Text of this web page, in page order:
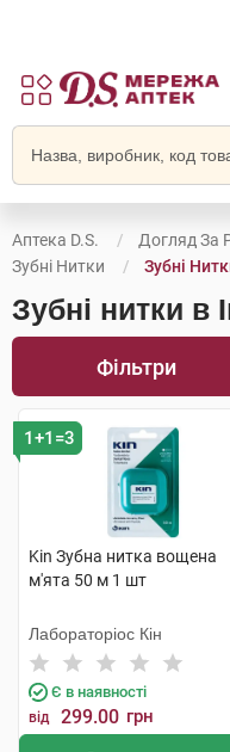
Аптека D.S.
Догляд За
Зубні Нитки
Зубні
Зубні нитки в
Фільтри
1+1=3
Kin Зубна нитка вощена
м'ята 50 м 1 шт
Лабораторіос Кін
Є в наявності
від 299.00 грн